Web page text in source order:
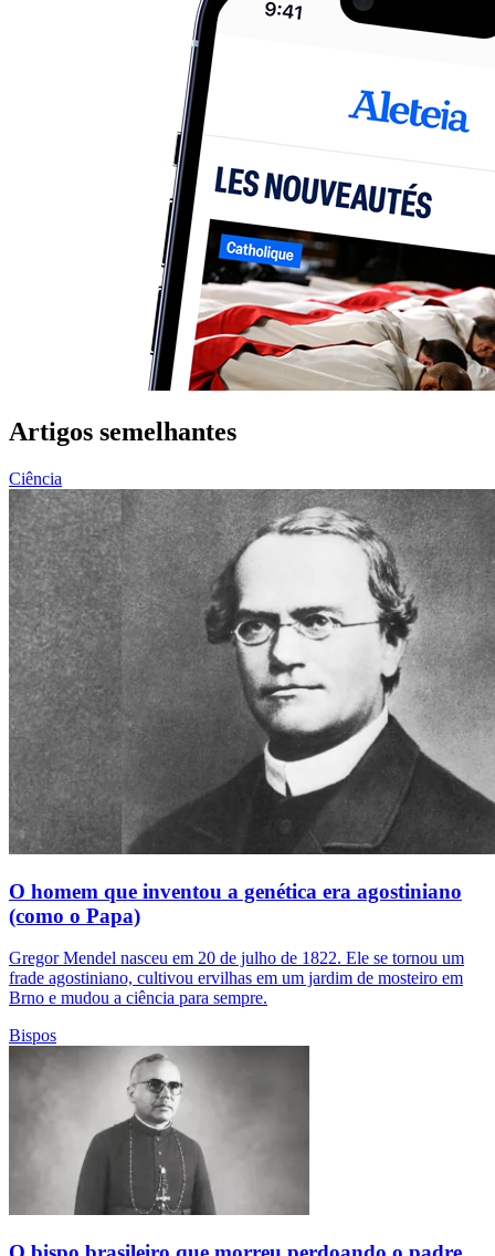
Artigos semelhantes
Ciência
O homem que inventou a genética era agostiniano
(como o Papa)
Gregor Mendel nasceu em 20 de julho de 1822. Ele se tornou um
frade agostiniano, cultivou ervilhas em um jardim de mosteiro em
Brno e mudou a ciência para sempre.
Bispos